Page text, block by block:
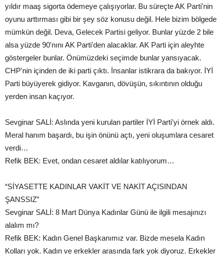
yıldır maaş sigorta ödemeye çalışıyorlar. Bu süreçte AK Parti'nin
oyunu arttırması gibi bir şey söz konusu değil. Hele bizim bölgede
mümkün değil. Deva, Gelecek Partisi geliyor. Bunlar yüzde 2 bile
alsa yüzde 90'nını AK Parti'den alacaklar. AK Parti için aleyhte
göstergeler bunlar. Önümüzdeki seçimde bunlar yansıyacak.
CHP'nin içinden de iki parti çıktı. İnsanlar istikrara da bakıyor. İYİ
Parti büyüyerek gidiyor. Kavganın, dövüşün, sıkıntının olduğu
yerden insan kaçıyor.
Sevginar SALİ: Aslında yeni kurulan partiler İYİ Parti'yi örnek aldı.
Meral hanım başardı, bu işin önünü açtı, yeni oluşumlara cesaret
verdi…
Refik BEK: Evet, ondan cesaret aldılar katılıyorum…
“SİYASETTE KADINLAR VAKİT VE NAKİT AÇISINDAN
ŞANSSIZ”
Sevginar SALİ: 8 Mart Dünya Kadınlar Günü ile ilgili mesajınızı
alalım mı?
Refik BEK: Kadın Genel Başkanımız var. Bizde mesela Kadın
Kolları yok. Kadın ve erkekler arasında fark yok diyoruz. Erkekler